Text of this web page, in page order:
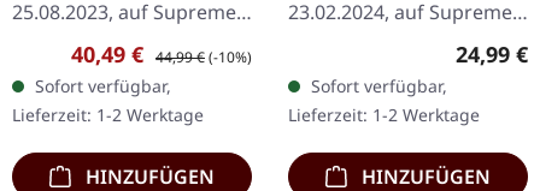
25.08.2023, auf Supreme
Chaos Records.
EXKLUSIVES PREORDER
BUDNLE! Die ersten 50
nummerierten Exemplare
kommen mit…
Verkaufspreis:
40,49 € Regulärer Preis:
44,99 €(-10%)
Sofort verfügbar,
Lieferzeit: 1-2 Werktage
HINZUFÜGEN
23.02.2024, auf Supreme
Transparent Dunkel-
Orange mit schwarz
marmoriertem Vinyl mit
schwerem…
24,99 €
Sofort verfügbar,
Lieferzeit: 1-2 Werktage
HINZUFÜGEN